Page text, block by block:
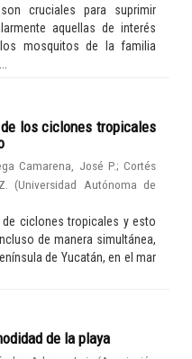
cruciales para suprimir
aquellas de interés
mosquitos de la familia
los ciclones tropicales
Camarena, José P.;Cortés
(Universidad Autónoma de
ciclones tropicales y esto
de manera simultánea,
de Yucatán, en el mar
de la playa